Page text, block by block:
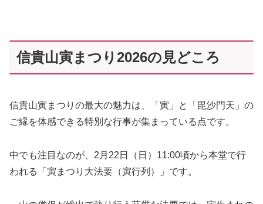
信貴山寅まつり2026の見どころ
信貴山寅まつりの最大の魅力は、「寅」と「毘沙門天」の
ご縁を体感できる特別な行事が集まっている点です。
中でも注目なのが、2月22日（日）11:00頃から本堂で行
われる「寅まつり大法要（寅行列）」です。